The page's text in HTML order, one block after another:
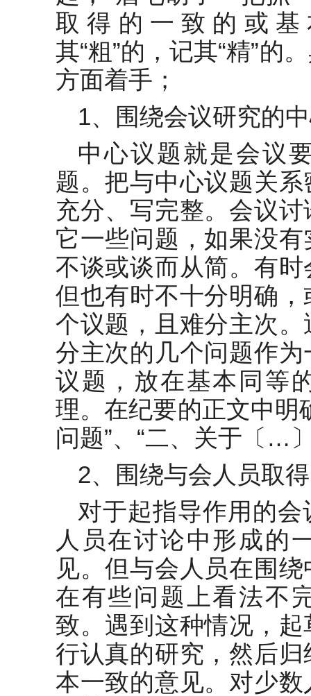
取得的一致的或
其“粗”的，记其“精”的
方面着手；
1、围绕会议研究的
中心议题就是会议
题。把与中心议题关
充分、写完整。会议
它一些问题，如果没
不谈或谈而从简。有
但也有时不十分明确
个议题，且难分主次
分主次的几个问题作
议题，放在基本同等
理。在纪要的正文中
问题”、“二、关于〔…
2、围绕与会人员取
对于起指导作用的
人员在讨论中形成的
见。但与会人员在围
在有些问题上看法不
致。遇到这种情况，
行认真的研究，然后
本一致的意见。对少